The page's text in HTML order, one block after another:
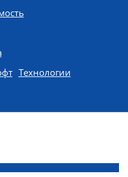
Технологии